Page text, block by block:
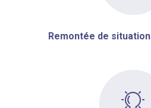
Remontée de